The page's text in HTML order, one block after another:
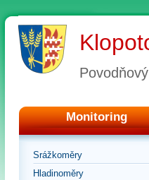
Monitoring
Srážkoměry
Hladinoměry